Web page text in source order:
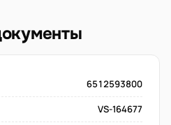
6512593800
VS-164677